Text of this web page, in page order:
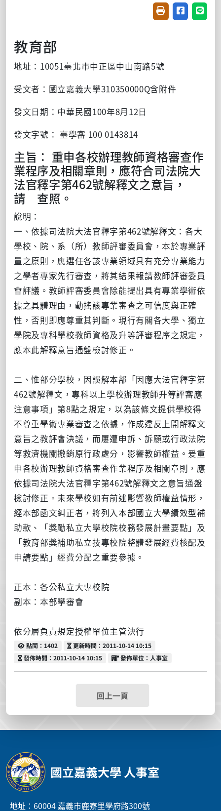
友善列印(開新視
分享至臉書
分享
教育部
地址：10051臺北市中正區中山南路5號
受文者：國立嘉義大學310350000Q含附件
發文日期：中華民國100年8月12日
發文字號： 臺學審 100 0143814
主旨： 重申各校辦理教師資格審查作
業程序及相關章則，應符合司法院大
法官釋字第462號解釋文之意旨，
請 查照。
說明：
一、依據司法院大法官釋字第462號解釋文：各大
學校、院、系（所）教師評審委員會，本於專業評
量之原則，應選任各該專業領域具有充分專業能力
之學者專家先行審查，將其結果報請教師評審委員
會評議。教師評審委員會除能提出具有專業學術依
據之具體理由，動搖該專業審查之可信度與正確
性，否則即應尊重其判斷。現行有關各大學、獨立
學院及專科學校教師資格及升等評審程序之規定，
應本此解釋意旨通盤檢討修正。
二、惟部分學校，因誤解本部「因應大法官釋字第
462號解釋文，專科以上學校辦理教師升等評審應
注意事項」第8點之規定，以為該條文提供學校得
不尊重學術專業審查之依據，作成違反上開解釋文
意旨之教評會決議，而屢遭申訴、訴願或行政法院
等救濟機關撤銷原行政處分，影響教師權益。爰重
申各校辦理教師資格審查作業程序及相關章則，應
依據司法院大法官釋字第462號解釋文之意旨通盤
檢討修正。未來學校如有前述影響教師權益情形，
經本部函文糾正者，將列入本部國立大學績效型補
助款、「獎勵私立大學校院校務發展計畫要點」及
「教育部獎補助私立技專校院整體發展經費核配及
申請要點」經費分配之重要參據。
正本：各公私立大專校院
副本：本部學審會
依分層負責規定授權單位主管決行
點閱
點閱：1402 更新時間
更新時間：2011-10-14 10:15
發佈時間
發佈時間：2011-10-14 10:15 發佈單位
發佈單位：人事室
回上一頁
國立嘉義大學 人事室
地址：60004 嘉義市鹿寮里學府路300號